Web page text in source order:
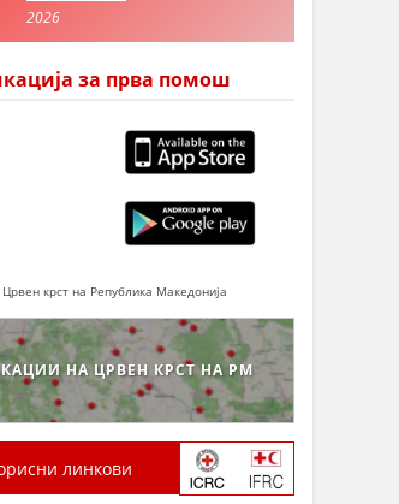
2026
за прва помош
Црвен крст на Република Македонија
НА ЦРВЕН КРСТ НА РМ
линкови